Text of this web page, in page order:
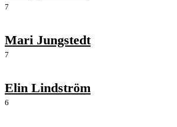
7
Mari Jungstedt
7
Elin Lindström
6